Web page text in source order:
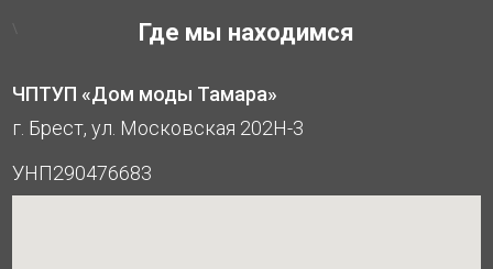
Где мы находимся
ЧПТУП «Дом моды Тамара»
г. Брест, ул. Московская 202Н-3
УНП290476683